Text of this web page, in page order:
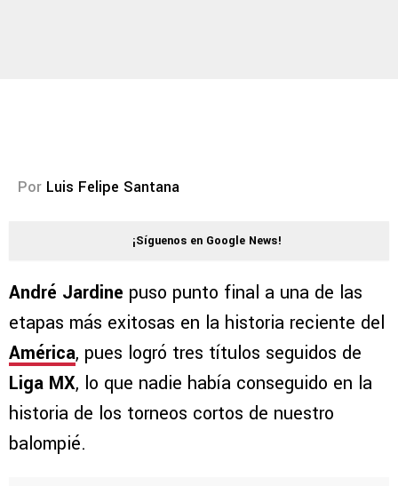
Por Luis Felipe Santana
¡Síguenos en Google News!
André Jardine puso punto final a una de las
etapas más exitosas en la historia reciente del
América, pues logró tres títulos seguidos de
Liga MX, lo que nadie había conseguido en la
historia de los torneos cortos de nuestro
balompié.